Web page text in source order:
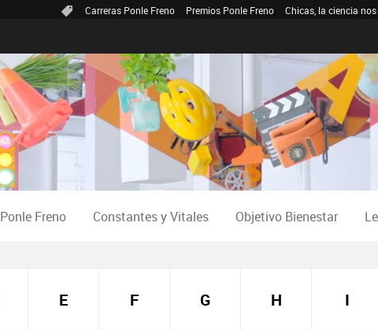
Carreras Ponle Freno Premios Ponle Freno Chicas, la ciencia
Ponle Freno Constantes y Vitales Objetivo Bienestar
E F G H I